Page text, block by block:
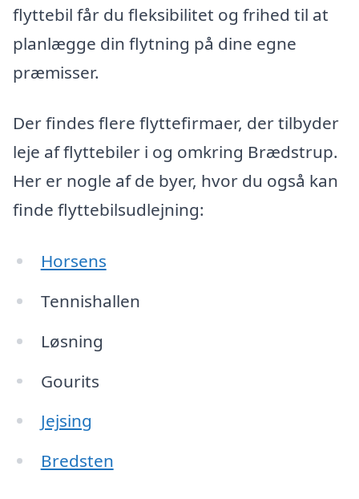
flyttebil får du fleksibilitet og frihed til at
planlægge din flytning på dine egne
præmisser.
Der findes flere flyttefirmaer, der tilbyder
leje af flyttebiler i og omkring Brædstrup.
Her er nogle af de byer, hvor du også kan
finde flyttebilsudlejning:
Horsens
Tennishallen
Løsning
Gourits
Jejsing
Bredsten